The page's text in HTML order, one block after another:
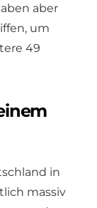
aber
um
49
in
massiv